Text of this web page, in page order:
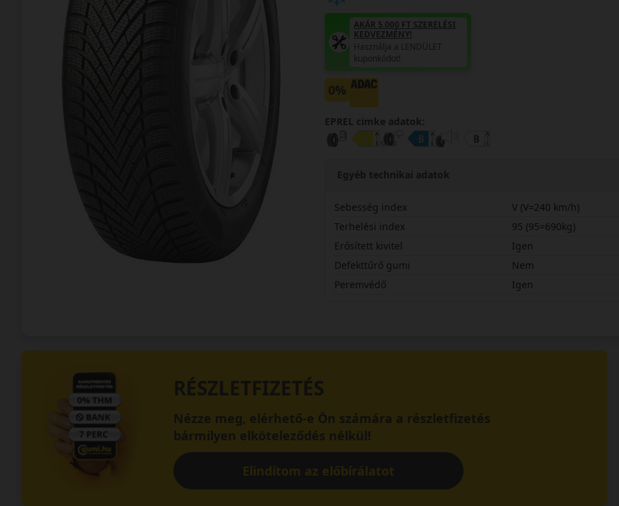
AKÁR 5.000 FT SZERELÉSI
KEDVEZMÉNY!
Használja a LENDÜLET
kuponkódot!
0%
EPREL cimke adatok:
Egyéb technikai adatok
Sebesség index
V (V=240 km/h)
Terhelési index
95 (95=690kg)
Erősített kivitel
Igen
Defekttűrő gumi
Nem
Peremvédő
Igen
RÉSZLETFIZETÉS
Nézze meg, elérhető-e Ön számára a részletfizetés
bármilyen elköteleződés nélkül!
Elindítom az előbírálatot